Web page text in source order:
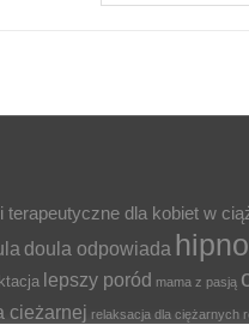
terapeutyczne dla kobiet w
doula odpowiada
lepszy poród mama z pasją
cieżarnej relaksacja dla ciężarnych